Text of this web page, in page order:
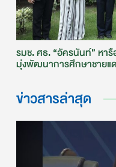
รมช. ศธ. “อัครนันท์” หา
มุ่งพัฒนาการศึกษาชายแ
ข่าวสารล่าสุด